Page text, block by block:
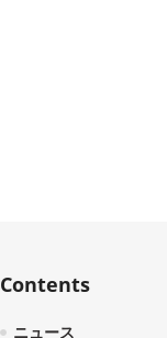
Contents
ニュース